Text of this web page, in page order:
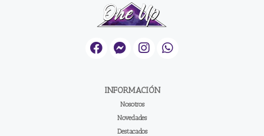
INFORMACIÓN
Nosotros
Novedades
Destacados